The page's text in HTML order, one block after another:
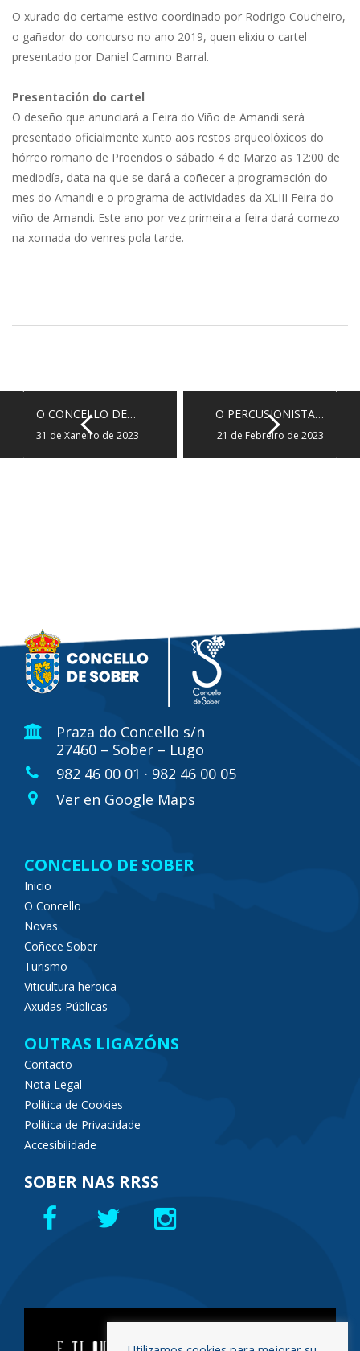
O xurado do certame estivo coordinado por Rodrigo Coucheiro,
o gañador do concurso no ano 2019, quen elixiu o cartel
presentado por Daniel Camino Barral.
Presentación do cartel
O deseño que anunciará a Feira do Viño de Amandi será
presentado oficialmente xunto aos restos arqueolóxicos do
hórreo romano de Proendos o sábado 4 de Marzo as 12:00 de
mediodía, data na que se dará a coñecer a programación do
mes do Amandi e o programa de actividades da XLIII Feira do
viño de Amandi. Este ano por vez primeira a feira dará comezo
na xornada do venres pola tarde.
O CONCELLO DE…
31 de Xaneiro de 2023
O PERCUSIONISTA…
21 de Febreiro de 2023
Praza do Concello s/n
27460 – Sober – Lugo
982 46 00 01 · 982 46 00 05
Ver en Google Maps
CONCELLO DE SOBER
Inicio
O Concello
Novas
Coñece Sober
Turismo
Viticultura heroica
Axudas Públicas
OUTRAS LIGAZÓNS
Contacto
Nota Legal
Política de Cookies
Política de Privacidade
Accesibilidade
SOBER NAS RRSS